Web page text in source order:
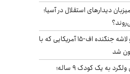
دیدارهای استقلال در آسیا؛
کابین خلبان و لاشه جنگنده اف-۱۵ آمریکایی که با
شد
حمله سگ‌های ولگرد به یک کودک ۹ ساله؛